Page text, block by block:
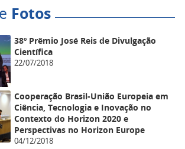
Fotos
38º Prêmio José Reis de Divulgação
Científica
22/07/2018
Cooperação Brasil-União Europeia em
Ciência, Tecnologia e Inovação no
Contexto do Horizon 2020 e
Perspectivas no Horizon Europe
04/12/2018